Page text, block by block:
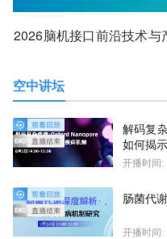
2026脑机接口前沿技术与
空中讲坛
解码复
如何揭
开播时间:
肠菌代
开播时间: